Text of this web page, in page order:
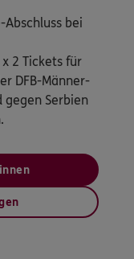
bei
2 Tickets für
DFB-Männer-
Serbien